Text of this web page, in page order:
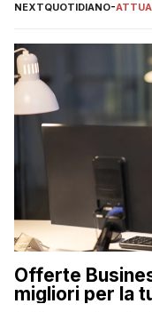
NEXTQUOTIDIANO-
Offerte
migliori per la